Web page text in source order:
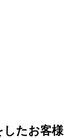
したお客様